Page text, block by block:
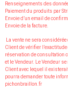
Renseignements des
Paiement du produits par
Envoie d’un email de
Envoie de la facture.
La vente ne sera
Client de vérifier
réservation de consultation
et le Vendeur. Le Vendeur
Client avec lequel il
pourra demander toute
pichonbraillon.fr